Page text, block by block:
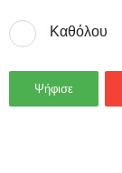
Καθόλου
Ψήφισε